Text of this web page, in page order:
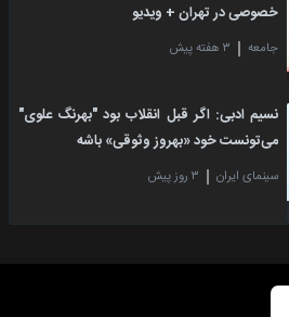
خصوصی در تهران + ویدیو
جامعه ۳ هفته پیش
نسیم ادبی: اگر قبل انقلاب بود "بهرنگ علوی"
می‌تونست خود «بهروز وثوقی» باشه
سینمای ایران ۳ روز پیش